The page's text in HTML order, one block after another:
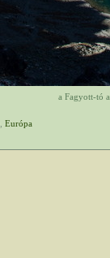
a Fagyott-tó
Európa